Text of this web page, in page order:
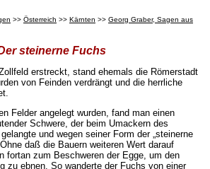
>> Österreich >> Kärnten >> Georg Graber, Sagen aus
steinerne Fuchs
erstreckt, stand ehemals die Römerstadt
von Feinden verdrängt und die herrliche
Felder angelegt wurden, fand man einen
Schwere, der beim Umackern des
und wegen seiner Form der „steinerne
daß die Bauern weiteren Wert darauf
fortan zum Beschweren der Egge, um den
zu ebnen. So wanderte der Fuchs von einer